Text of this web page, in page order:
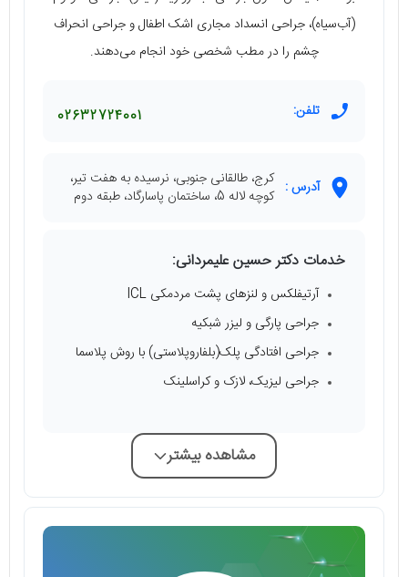
(آب‌سیاه)، جراحی انسداد مجاری اشک اطفال و جراحی انحراف
چشم را در مطب شخصی خود انجام می‌دهند.
تلفن: 02632724001
آدرس : کرج، طالقانی جنوبی، نرسیده به هفت تیر،
کوچه لاله 5، ساختمان پاسارگاد، طبقه دوم
خدمات دکتر حسین علیمردانی:
آرتیفلکس و لنزهای پشت مردمکی ICL
جراحی پارگی و لیزر شبکیه
جراحی افتادگی پلک(بلفاروپلاستی) با روش پلاسما
جراحی لیزیک، لازک و کراسلینک
مشاهده بیشتر